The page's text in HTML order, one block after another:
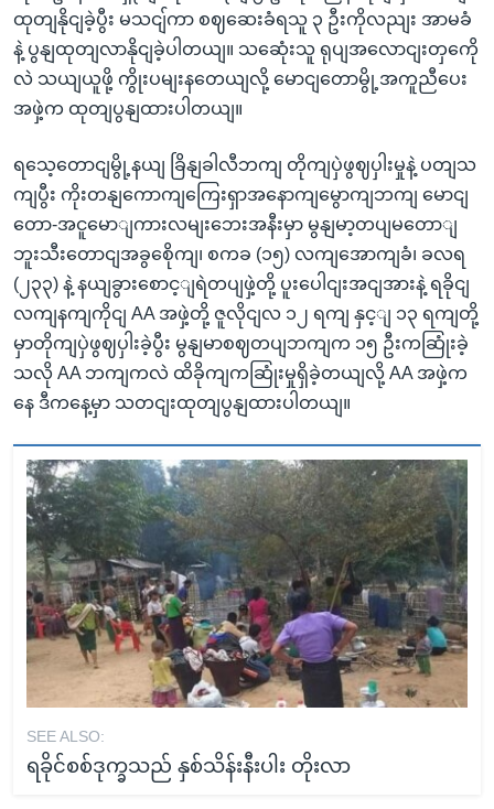
ထုတျနိုငျခဲ့ပွီး မသငျ်ကာ စဈဆေးခံရသူ ၃ ဦးကိုလညျး အာမခံ
နဲ့ ပွနျထုတျလာနိုငျခဲ့ပါတယျ။ သဆေုံးသူ ရုပျအလောငျးတှကေို
လဲ သယျယူဖို့ ကွိုးပမျးနတေယျလို့ မောငျတောမွို့အကူညီပေး
အဖှဲ့က ထုတျပွနျထားပါတယျ။
ရသေ့တောငျမွို့နယျ ခြိနျခါလီဘကျ တိုကျပှဲဖွဈပှါးမှုနဲ့ ပတျသ
ကျပွီး ကိုးတနျကောကျကြေးရှာအနောကျမွောကျဘကျ မောငျ
တော-အငူမောျကားလမျးဘေးအနီးမှာ မွနျမာ့တပျမတောျ
ဘူးသီးတောငျအခွစေိုကျ၊ စကခ (၁၅) လကျအောကျခံ၊ ခလရ
(၂၃၃) နဲ့ နယျခွားစောင့ျရဲတပျဖှဲ့တို့ ပူးပေါငျးအငျအားနဲ့ ရခိုငျ
လကျနကျကိုငျ AA အဖှဲ့တို့ ဇူလိုငျလ ၁၂ ရကျ နှင့ျ ၁၃ ရကျတို့
မှာတိုကျပှဲဖွဈပှါးခဲ့ပွီး မွနျမာစဈတပျဘကျက ၁၅ ဦးကဆြုံးခဲ့
သလို AA ဘကျကလဲ ထိခိုကျကဆြုံးမှုရှိခဲ့တယျလို့ AA အဖှဲ့က
နေ ဒီကနေ့မှာ သတငျးထုတျပွနျထားပါတယျ။
SEE ALSO:
ရခိုင်စစ်ဒုက္ခသည် နှစ်သိန်းနီးပါး တိုးလာ